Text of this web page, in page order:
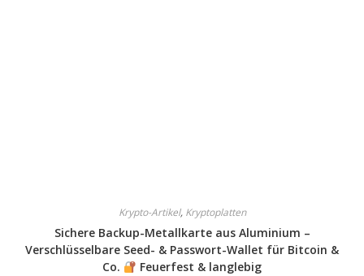
Krypto-Artikel, Kryptoplatten
Sichere Backup-Metallkarte aus Aluminium –
Verschlüsselbare Seed- & Passwort-Wallet für Bitcoin &
Co.
Feuerfest & langlebig